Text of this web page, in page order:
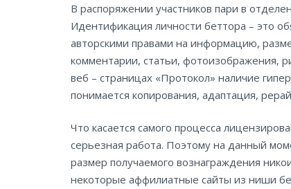
В распоряжении участников пари в
Идентификация личности беттора – это
авторскими правами на информацию,
комментарии, статьи, фотоизображения,
веб – страницах «Протокол» наличие
понимается копирования, адаптация,
Что касается самого процесса
серьезная работа. Поэтому на данный
размер получаемого вознаграждения
некоторые аффилиатные сайты из ниши